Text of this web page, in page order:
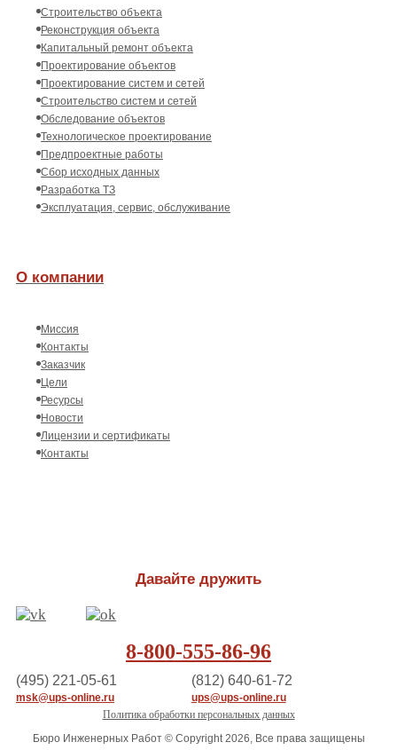
Строительство объекта
Реконструкция объекта
Капитальный ремонт объекта
Проектирование объектов
Проектирование систем и сетей
Строительство систем и сетей
Обследование объектов
Технологическое проектирование
Предпроектные работы
Сбор исходных данных
Разработка ТЗ
Эксплуатация, сервис, обслуживание
О компании
Миссия
Контакты
Заказчик
Цели
Ресурсы
Новости
Лицензии и сертификаты
Контакты
Давайте дружить
8-800-555-86-96
(495) 221-05-61
msk@ups-online.ru
(812) 640-61-72
ups@ups-online.ru
Политика обработки персональных данных
Бюро Инженерных Работ © Copyright 2026, Все права защищены